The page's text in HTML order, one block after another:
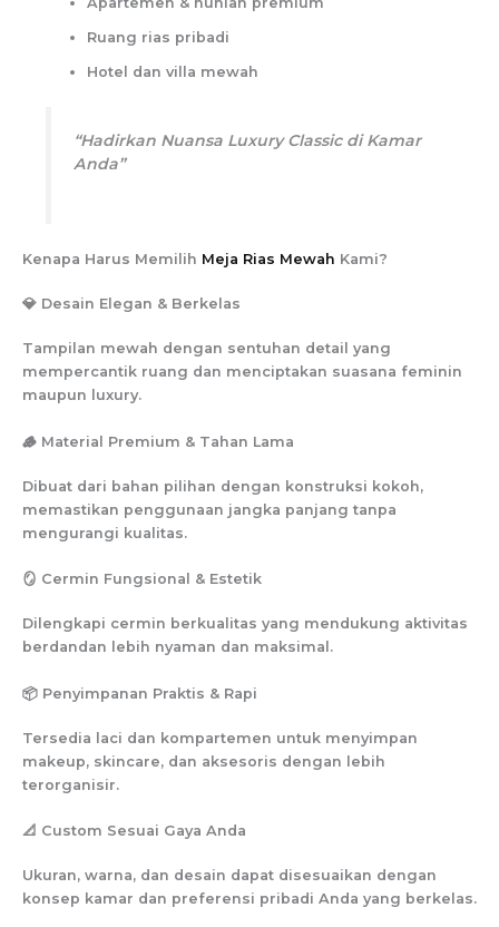
Ruang rias pribadi
Hotel dan villa mewah
“Hadirkan Nuansa Luxury Classic di Kamar
Anda”
Kenapa Harus Memilih Meja Rias Mewah Kami?
💎 Desain Elegan & Berkelas
Tampilan mewah dengan sentuhan detail yang
mempercantik ruang dan menciptakan suasana feminin
maupun luxury.
🪵 Material Premium & Tahan Lama
Dibuat dari bahan pilihan dengan konstruksi kokoh,
memastikan penggunaan jangka panjang tanpa
mengurangi kualitas.
🪞 Cermin Fungsional & Estetik
Dilengkapi cermin berkualitas yang mendukung aktivitas
berdandan lebih nyaman dan maksimal.
📦 Penyimpanan Praktis & Rapi
Tersedia laci dan kompartemen untuk menyimpan
makeup, skincare, dan aksesoris dengan lebih
terorganisir.
📐 Custom Sesuai Gaya Anda
Ukuran, warna, dan desain dapat disesuaikan dengan
konsep kamar dan preferensi pribadi Anda yang berkelas.